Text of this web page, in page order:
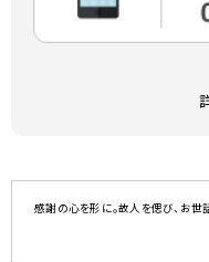
感謝の心を形に。故人を偲び、お